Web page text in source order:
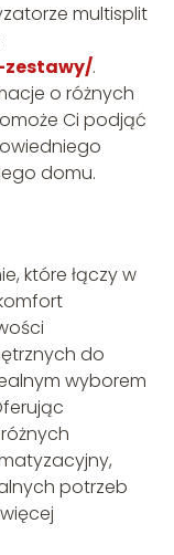
multisplit
.
o różnych
Ci podjąć
domu.
które łączy w
do
wyborem
potrzeb